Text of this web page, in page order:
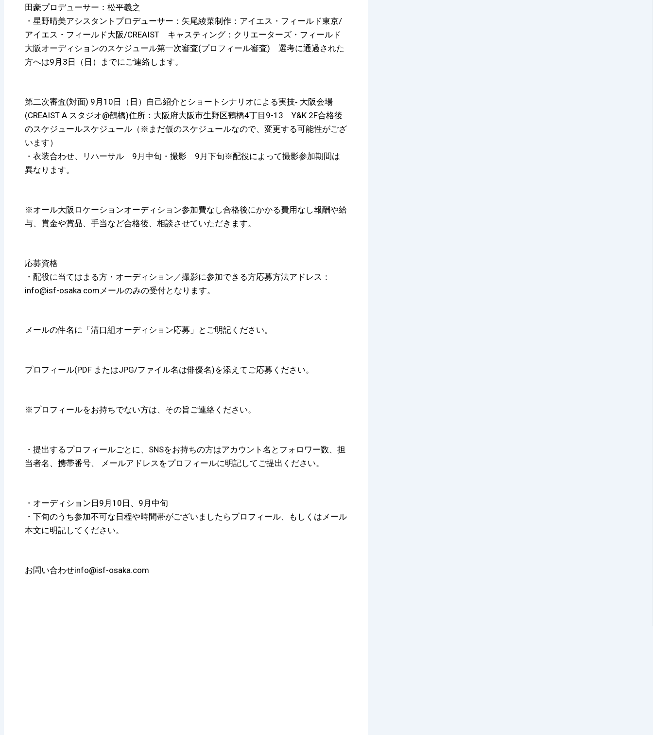
田豪プロデューサー：松平義之
・星野晴美アシスタントプロデューサー：矢尾綾菜制作：アイエス・フィールド東京/
アイエス・フィールド大阪/CREAIST キャスティング：クリエーターズ・フィールド
大阪オーディションのスケジュール第一次審査(プロフィール審査) 選考に通過された
方へは9月3日（日）までにご連絡します。
第二次審査(対面) 9月10日（日）自己紹介とショートシナリオによる実技‐ 大阪会場
(CREAIST A スタジオ@鶴橋)住所：大阪府大阪市生野区鶴橋4丁目9-13 Y&K 2F合格後
のスケジュールスケジュール（※まだ仮のスケジュールなので、変更する可能性がござ
います）
・衣装合わせ、リハーサル 9月中旬・撮影 9月下旬※配役によって撮影参加期間は
異なります。
※オール大阪ロケーションオーディション参加費なし合格後にかかる費用なし報酬や給
与、賞金や賞品、手当など合格後、相談させていただきます。
応募資格
・配役に当てはまる方・オーディション／撮影に参加できる方応募方法アドレス：
info@isf-osaka.comメールのみの受付となります。
メールの件名に「溝口組オーディション応募」とご明記ください。
プロフィール(PDF またはJPG/ファイル名は俳優名)を添えてご応募ください。
※プロフィールをお持ちでない方は、その旨ご連絡ください。
・提出するプロフィールごとに、SNSをお持ちの方はアカウント名とフォロワー数、担
当者名、携帯番号、 メールアドレスをプロフィールに明記してご提出ください。
・オーディション日9月10日、9月中旬
・下旬のうち参加不可な日程や時間帯がございましたらプロフィール、もしくはメール
本文に明記してください。
お問い合わせinfo@isf-osaka.com